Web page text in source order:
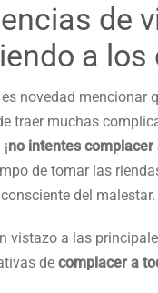
de
a los
novedad mencionar
traer muchas
no intentes complacer
de tomar las
del malestar.
vistazo a las
de complacer a